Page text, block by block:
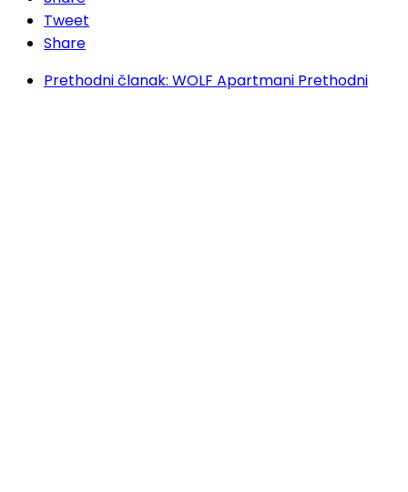
Tweet
Share
Prethodni članak: WOLF Apartmani Prethodni